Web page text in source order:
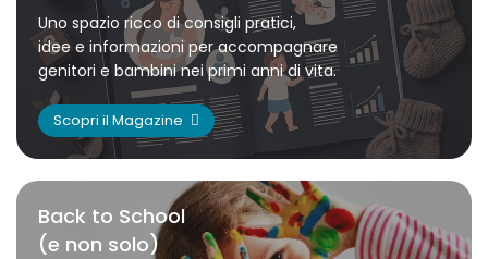
Uno spazio ricco di consigli pratici,
idee e informazioni per accompagnare
genitori e bambini nei primi anni di vita.
Scopri il Magazine
Back to School
(e non solo)